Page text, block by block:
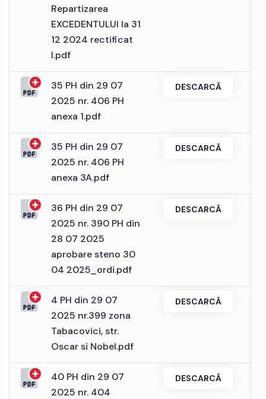
Repartizarea
EXCEDENTULUI la 31
12 2024 rectificat
I.pdf
35 PH din 29 07
2025 nr. 406 PH
anexa 1.pdf
DESCARCĂ
35 PH din 29 07
2025 nr. 406 PH
anexa 3A.pdf
DESCARCĂ
36 PH din 29 07
2025 nr. 390 PH din
28 07 2025
aprobare steno 30
04 2025_ordi.pdf
DESCARCĂ
4 PH din 29 07
2025 nr.399 zona
Tabacovici, str.
Oscar si Nobel.pdf
DESCARCĂ
40 PH din 29 07
2025 nr. 404
DESCARCĂ